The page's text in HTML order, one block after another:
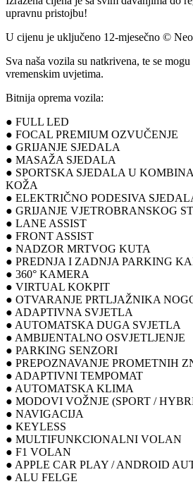
upravnu pristojbu!
U cijenu je uključeno 12-mjesečno ©
Sva naša vozila su natkrivena, te se
vremenskim uvjetima.
Bitnija oprema vozila:
● FULL LED
● FOCAL PREMIUM OZVUČENJE
● GRIJANJE SJEDALA
● MASAŽA SJEDALA
● SPORTSKA SJEDALA U
KOŽA
● ELEKTRIČNO PODESIVA
● GRIJANJE VJETROBRANSKOG
● LANE ASSIST
● FRONT ASSIST
● NADZOR MRTVOG KUTA
● PREDNJA I ZADNJA PARKING
● 360° KAMERA
● VIRTUAL KOKPIT
● OTVARANJE PRTLJAŽNIKA
● ADAPTIVNA SVJETLA
● AUTOMATSKA DUGA SVJETLA
● AMBIJENTALNO OSVJETLJENJE
● PARKING SENZORI
● PREPOZNAVANJE PROMETNIH
● ADAPTIVNI TEMPOMAT
● AUTOMATSKA KLIMA
● MODOVI VOŽNJE (SPORT /
● NAVIGACIJA
● KEYLESS
● MULTIFUNKCIONALNI VOLAN
● F1 VOLAN
● APPLE CAR PLAY / ANDROID
● ALU FELGE